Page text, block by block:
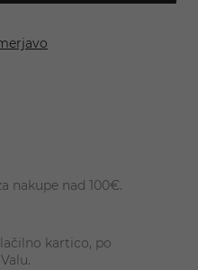
nakupe nad 100€.
kartico, po